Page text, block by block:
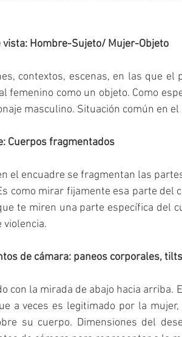
vista: Hombre-Sujeto/ Mujer-Objeto
contextos, escenas, en las que
femenino como un objeto. Como
masculino. Situación común en
Cuerpos fragmentados
el encuadre se fragmentan las
como mirar fijamente esa parte del
te miren una parte específica del
violencia.
de cámara: paneos corporales,
con la mirada de abajo hacia arriba.
a veces es legitimado por la
su cuerpo. Dimensiones del